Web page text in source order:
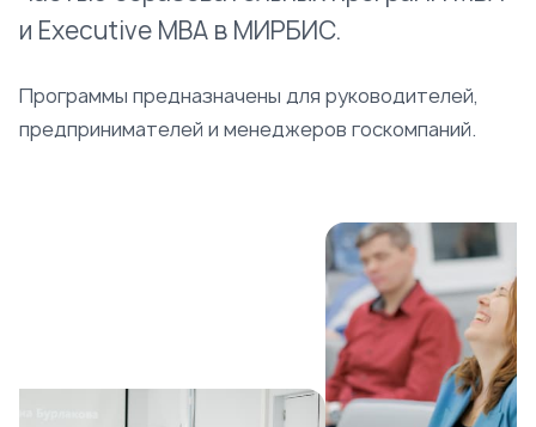
и Executive MBA в МИРБИС.
Программы предназначены для руководителей,
предпринимателей и менеджеров госкомпаний.